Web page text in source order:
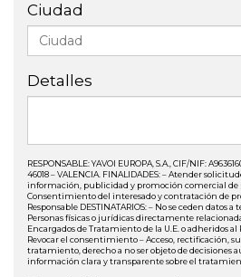
Ciudad
Detalles
RESPONSABLE: YAVOI EUROPA, S.A., CIF/NIF:
46018 – VALENCIA. FINALIDADES: – Atender
información, publicidad y promoción comercial de
Consentimiento del interesado y contratación de
Responsable DESTINATARIOS: – No se ceden datos
Personas físicas o jurídicas directamente
Encargados de Tratamiento de la U.E. o adheridos al
Revocar el consentimiento – Acceso, rectificación,
tratamiento, derecho a no ser objeto de decisiones
información clara y transparente sobre el